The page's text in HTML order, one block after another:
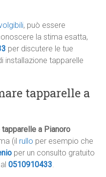
, può essere
la stima esatta,
per discutere le tue
installazione tapparelle
tapparelle a
a Pianoro
(il rullo per esempio che
per un consulto gratuito
al0510910433.